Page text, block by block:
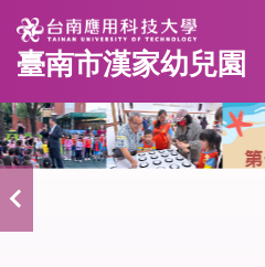
跳
到
主
內
容
臺南市漢家幼兒園